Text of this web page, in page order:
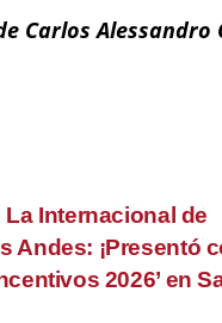
Carlos
La Internacional de
Andes: ¡Presentó
2026’ en